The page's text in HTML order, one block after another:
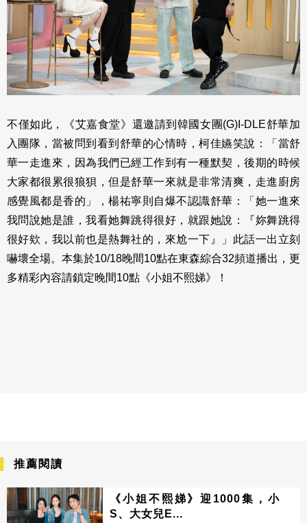
不僅如此，《艾嘉食堂》還邀請到韓國女團(G)I-DLE舒華加
入團隊，當被問到看到舒華的心情時，柯佳嬿笑說：「當舒
華一走進來，因為我們已經工作到有一種默契，後期的時候
大家都很累很狼狽，但是舒華一來就是非常清爽，走進廚房
感覺風都是香的」，楊祐寧則自爆不認識舒華：「她一進來
我問說她是誰，我看她舞跳得很好，就跟她說：『妳舞跳得
很好欸，我以前也是熱舞社的，來尬一下』」此話一出立刻
嚇壞全場。本集於10/18晚間10點在東森綜合32頻道播出，更
多精彩內容請鎖定晚間10點《小姐不熙娣》！
推薦閱讀
《小姐不熙娣》迎1000集，小
S、大女兒E...